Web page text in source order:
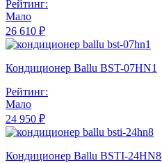
Рейтинг:
Мало
26 610 ₽
Кондиционер Ballu BST-07HN1
Рейтинг:
Мало
24 950 ₽
Кондиционер Ballu BSTI-24HN8